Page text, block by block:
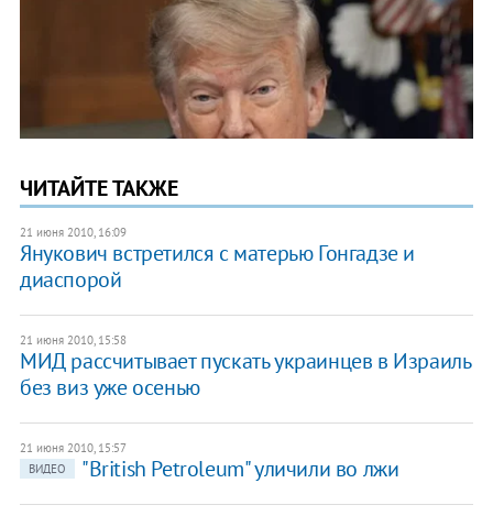
ЧИТАЙТЕ ТАКЖЕ
21 июня 2010, 16:09
Янукович встретился с матерью Гонгадзе и
диаспорой
21 июня 2010, 15:58
МИД рассчитывает пускать украинцев в Израиль
без виз уже осенью
21 июня 2010, 15:57
ВИДЕО
"British Petroleum" уличили во лжи